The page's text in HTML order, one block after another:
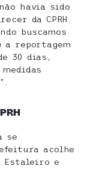
havia sido
da CPRH.
buscamos
a reportagem
30 dias,
se
acolhe
Estaleiro e